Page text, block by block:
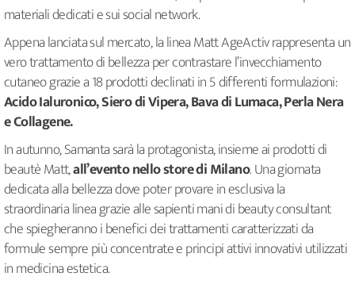
materiali dedicati e sui social network.
Appena lanciata sul mercato, la linea Matt AgeActiv rappresenta un
vero trattamento di bellezza per contrastare l’invecchiamento
cutaneo grazie a 18 prodotti declinati in 5 differenti formulazioni:
Acido Ialuronico, Siero di Vipera, Bava di Lumaca, Perla Nera
e Collagene.
In autunno, Samanta sarà la protagonista, insieme ai prodotti di
beautè Matt,all’evento nello store di Milano. Una giornata
dedicata alla bellezza dove poter provare in esclusiva la
straordinaria linea grazie alle sapienti mani di beauty consultant
che spiegheranno i benefici dei trattamenti caratterizzati da
formule sempre più concentrate e principi attivi innovativi utilizzati
in medicina estetica.